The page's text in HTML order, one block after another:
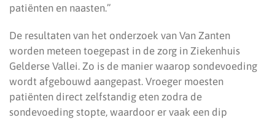
patiënten en naasten.”
De resultaten van het onderzoek van Van Zanten
worden meteen toegepast in de zorg in Ziekenhuis
Gelderse Vallei. Zo is de manier waarop sondevoeding
wordt afgebouwd aangepast. Vroeger moesten
patiënten direct zelfstandig eten zodra de
sondevoeding stopte, waardoor er vaak een dip